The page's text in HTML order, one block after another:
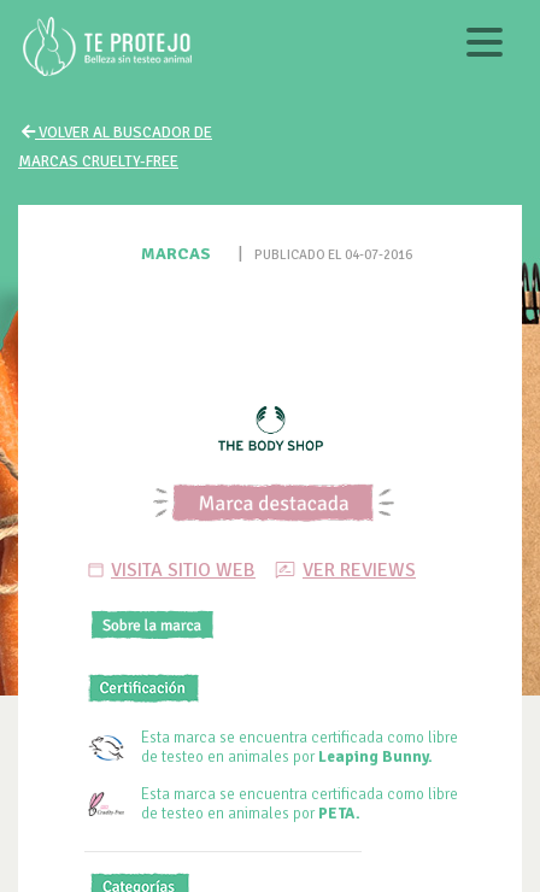
VOLVER AL BUSCADOR DE
MARCAS CRUELTY-FREE
MARCAS PUBLICADO EL 04-07-2016
VISITA SITIO WEB VER REVIEWS
Esta marca se encuentra certificada como libre
de testeo en animales porLeaping Bunny.
Esta marca se encuentra certificada como libre
de testeo en animales porPETA.